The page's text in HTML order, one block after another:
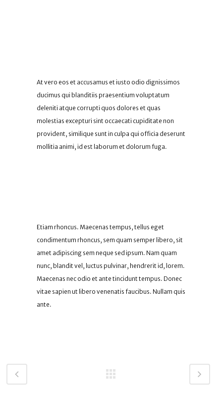
At vero eos et accusamus et iusto odio dignissimos
ducimus qui blanditiis praesentium voluptatum
deleniti atque corrupti quos dolores et quas
molestias excepturi sint occaecati cupiditate non
provident, similique sunt in culpa qui officia deserunt
mollitia animi, id est laborum et dolorum fuga.
Etiam rhoncus. Maecenas tempus, tellus eget
condimentum rhoncus, sem quam semper libero, sit
amet adipiscing sem neque sed ipsum. Nam quam
nunc, blandit vel, luctus pulvinar, hendrerit id, lorem.
Maecenas nec odio et ante tincidunt tempus. Donec
vitae sapien ut libero venenatis faucibus. Nullam quis
ante.